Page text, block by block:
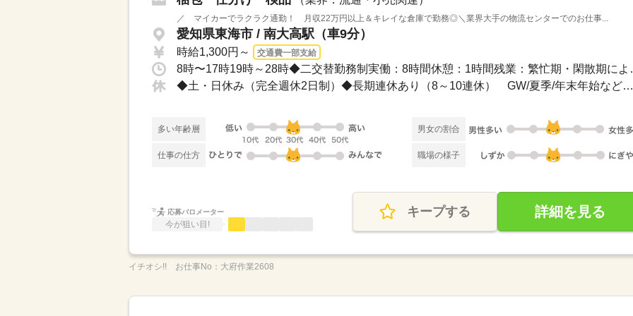
／ マイカーでラクラク通勤！ 月収22万円以上＆キレイな倉庫で勤務◎＼業界大手の物流センターでのお仕事...
愛知県東海市 / 南大高駅（車9分）
時給1,300円～ 交通費一部支給
8時〜17時19時
◆土・日休み（完全週休2日制）◆長期連休あり（8～10連休） GW/夏季/年末年始など◆年...
多い年齢層 男女の割合
仕事の仕方 職場の様子
応募バロメーター
今が狙い目!
キープする 詳細を見る
イチオシ!! お仕事No： 大府作業2608